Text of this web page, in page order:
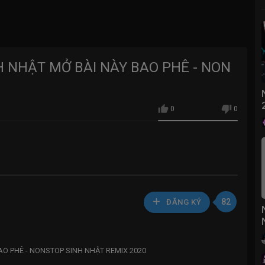
NHẬT MỞ BÀI NÀY BAO PHÊ - NON
0 0
ĐĂNG KÝ 82
PHÊ - NONSTOP SINH NHẬT REMIX 2020